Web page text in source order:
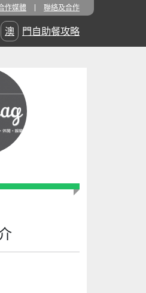
作媒體 聯絡及合作
澳門自助餐攻略